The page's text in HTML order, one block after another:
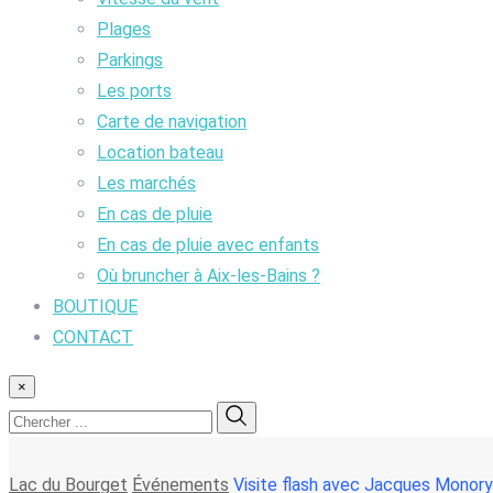
Plages
Parkings
Les ports
Carte de navigation
Location bateau
Les marchés
En cas de pluie
En cas de pluie avec enfants
Où bruncher à Aix-les-Bains ?
BOUTIQUE
CONTACT
×
Lac du Bourget Événements Visite flash avec Jacques